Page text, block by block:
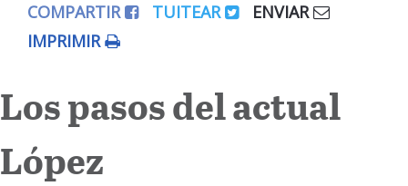
Editorial
Colaboradores
Internacional
COMPARTIR TUITEAR
ENVIAR
IMPRIMIR
Los pasos del actual
López